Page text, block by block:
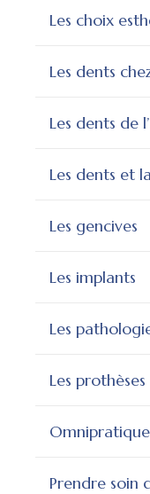
Les choix
Les dents
Les dents de
Les dents et
Les gencives
Les implants
Les
Les prothèses
Omnipratique
Prendre soin